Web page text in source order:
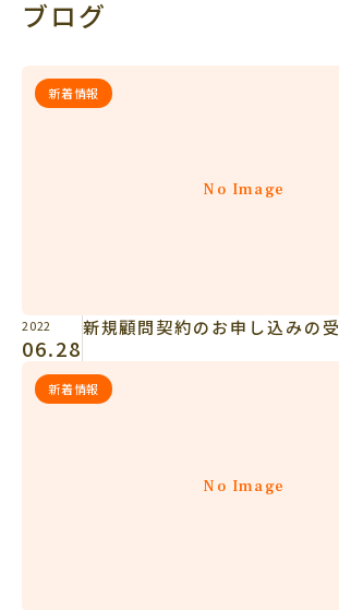
ブログ
No Image
新着情報
2022
06.28
新規顧問契約のお申し込みの
No Image
新着情報